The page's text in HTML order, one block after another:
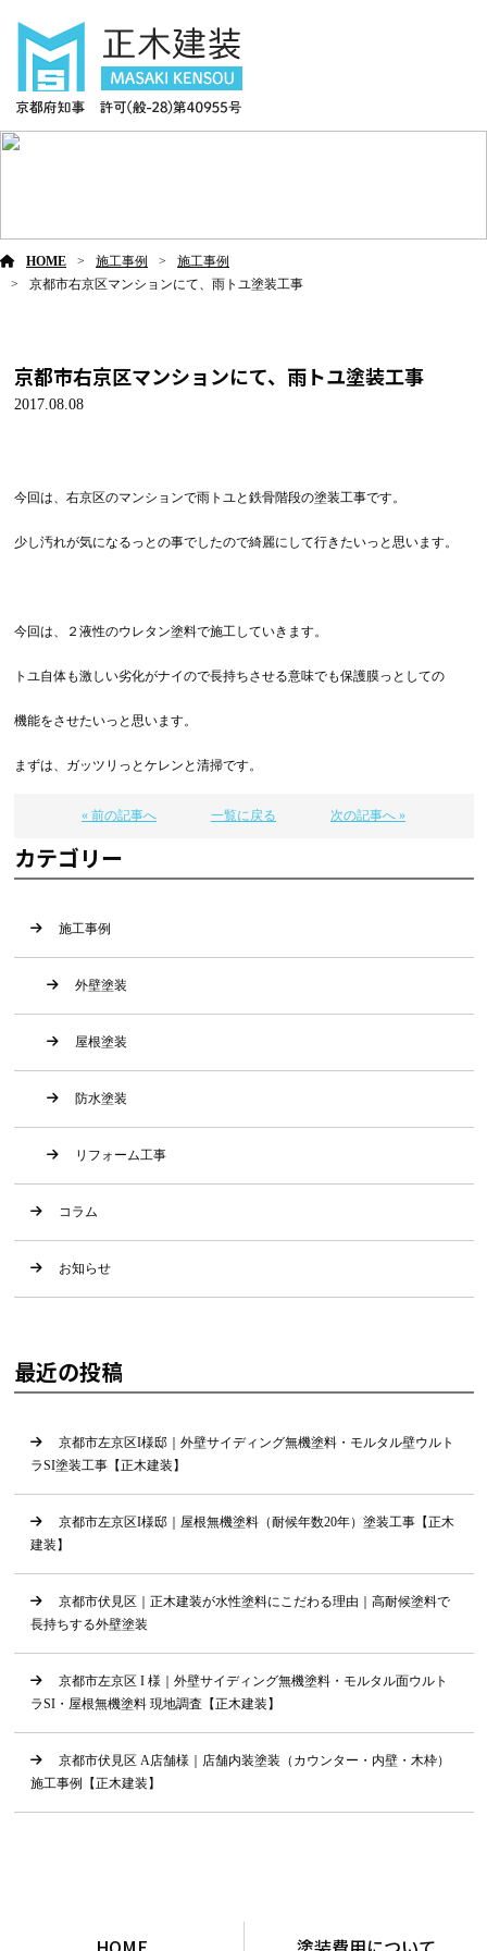
HOME 施工事例
施工事例
京都市右京区マンションにて、雨トユ塗装工事
京都市右京区マンションにて、雨トユ塗装工事
2017.08.08
今回は、右京区のマンションで雨トユと鉄骨階段の塗装工事です。
少し汚れが気になるっとの事でしたので綺麗にして行きたいっと思います。
今回は、２液性のウレタン塗料で施工していきます。
トユ自体も激しい劣化がナイので長持ちさせる意味でも保護膜っとしての
機能をさせたいっと思います。
まずは、ガッツリっとケレンと清掃です。
« 前の記事へ 一覧に戻る 次の記事へ »
カテゴリー
施工事例
外壁塗装
屋根塗装
防水塗装
リフォーム工事
コラム
お知らせ
最近の投稿
京都市左京区I様邸｜外壁サイディング無機塗料・モルタル壁ウルト
ラSI塗装工事【正木建装】
京都市左京区I様邸｜屋根無機塗料（耐候年数20年）塗装工事【正木
建装】
京都市伏見区｜正木建装が水性塗料にこだわる理由｜高耐候塗料で
長持ちする外壁塗装
京都市左京区 I 様｜外壁サイディング無機塗料・モルタル面ウルト
ラSI・屋根無機塗料 現地調査【正木建装】
京都市伏見区 A店舗様｜店舗内装塗装（カウンター・内壁・木枠）
施工事例【正木建装】